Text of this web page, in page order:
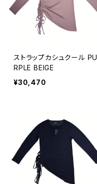
ストラップカシュクール PU
RPLE BEIGE
¥30,470